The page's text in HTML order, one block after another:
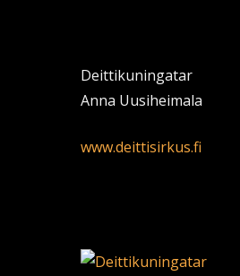
Deittikuningatar
Anna Uusiheimala
www.deittisirkus.fi